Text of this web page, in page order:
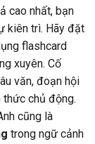
cao nhất, bạn
kiên trì. Hãy đặt
flashcard
xuyên. Cố
văn, đoạn hội
thức chủ động.
cũng là
trong ngữ cảnh